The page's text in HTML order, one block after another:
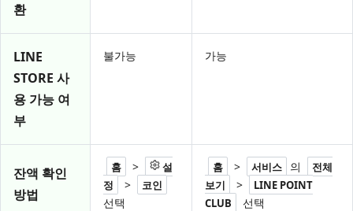
환
LINE
STORE 사
용 가능 여
부
불가능 가능
잔액 확인
방법
홈 >
설
정
> 코인
선택
홈 > 서비스 의
전체
보기
>
LINE POINT
CLUB
선택